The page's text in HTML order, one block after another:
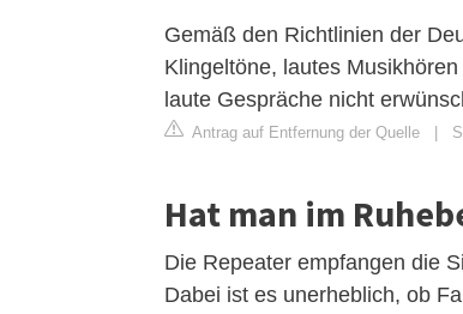
Gemäß den Richtlinien der
Klingeltöne, lautes
laute Gespräche nicht
Antrag auf Entfernung der Quelle
Hat man im
Die Repeater empfangen die
Dabei ist es unerheblich, ob